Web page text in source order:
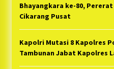
Bhayangkara ke-80,
Cikarang Pusat
Kapolri Mutasi 8 Kapolres
Tambunan Jabat Kapolres